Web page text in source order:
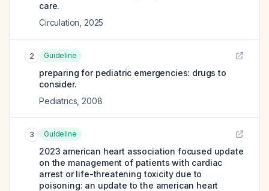
care.
Circulation 2025
2 Guideline
preparing for pediatric emergencies: drugs to
consider.
Pediatrics 2008
3 Guideline
2023 american heart association focused update
on the management of patients with cardiac
arrest or life-threatening toxicity due to
poisoning: an update to the american heart